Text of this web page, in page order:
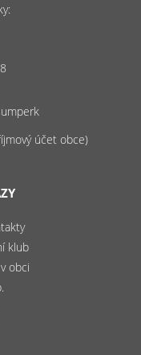
účet obce)
klub
obci